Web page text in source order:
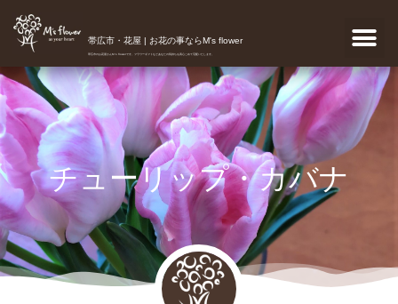
帯広市・花屋 | お花の事ならM's flower
帯広市のお花屋さんM's flowerです。フラワーギフトなどあなたの気持ちを真心こめて宅配いたします。
チューリップ・カバナ